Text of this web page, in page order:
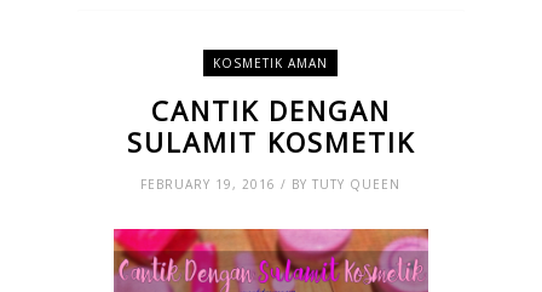
KOSMETIK AMAN
CANTIK DENGAN
SULAMIT KOSMETIK
FEBRUARY 19, 2016 / BY TUTY QUEEN